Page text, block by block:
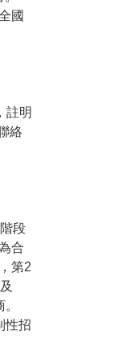
國
註明
絡
段
合
第2
性招